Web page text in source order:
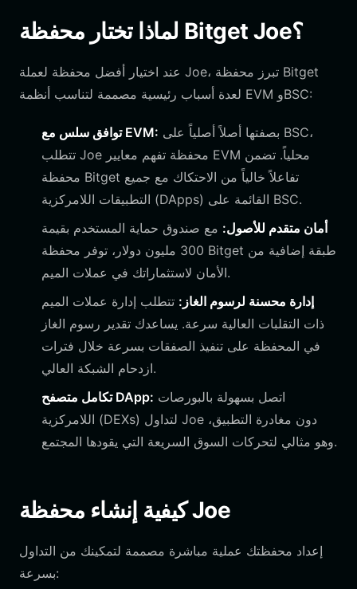
لماذا تختار محفظة Bitget Joe؟
عند اختيار أفضل محفظة لعملة Joe، تبرز محفظة Bitget
لعدة أسباب رئيسية مصممة لتناسب أنظمة EVM وBSC:
توافق سلس مع EVM:
تتطلب Joe محفظة تفهم معايير EVM محلياً. تضمن
محفظة Bitget تفاعلاً خالياً من الاحتكاك مع جميع
التطبيقات اللامركزية (DApps) القائمة على BSC.
أمان متقدم للأصول: مع صندوق حماية المستخدم بقيمة
300 مليون دولار، توفر محفظة Bitget طبقة إضافية من
الأمان لاستثماراتك في عملات الميم.
إدارة محسنة لرسوم الغاز: تتطلب إدارة عملات الميم
ذات التقلبات العالية سرعة. يساعدك تقدير رسوم الغاز
في المحفظة على تنفيذ الصفقات بسرعة خلال فترات
ازدحام الشبكة العالي.
تكامل متصفح DApp:
اللامركزية (DEXs) لتداول Joe دون مغادرة التطبيق،
وهو مثالي لتحركات السوق السريعة التي يقودها المجتمع.
كيفية إنشاء محفظة Joe
إعداد محفظتك عملية مباشرة مصممة لتمكينك من التداول
بسرعة: